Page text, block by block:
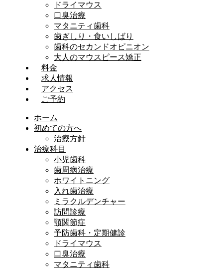
ドライマウス
口臭治療
マタニティ歯科
歯ぎしり・食いしばり
歯科のセカンドオピニオン
大人のマウスピース矯正
料金
求人情報
アクセス
ご予約
ホーム
初めての方へ
治療方針
治療科目
小児歯科
歯周病治療
ホワイトニング
入れ歯治療
ミラクルデンチャー
訪問診療
顎関節症
予防歯科・定期健診
ドライマウス
口臭治療
マタニティ歯科